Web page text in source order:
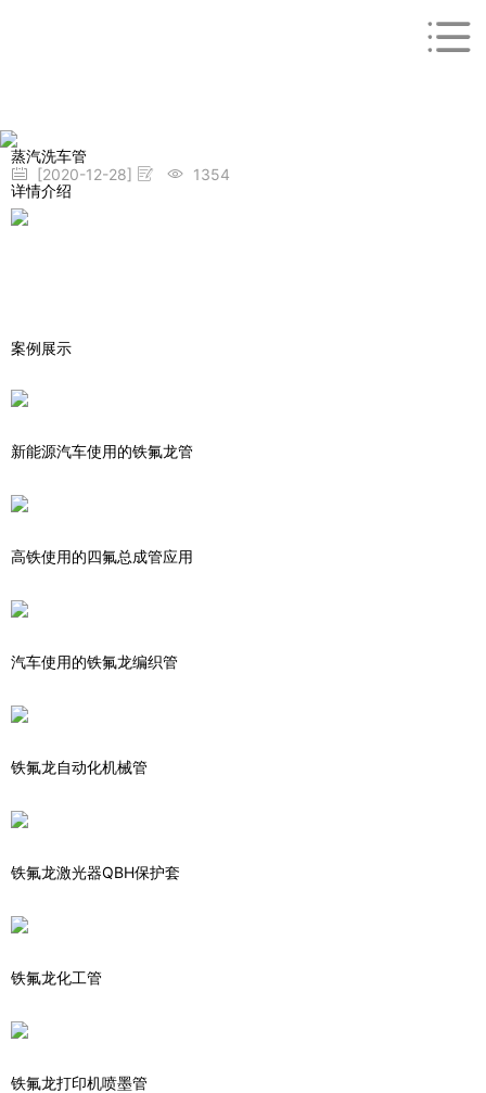
蒸汽洗车管
[2020-12-28]
1354
详情介绍
案例展示
新能源汽车使用的铁氟龙管
高铁使用的四氟总成管应用
汽车使用的铁氟龙编织管
铁氟龙自动化机械管
铁氟龙激光器QBH保护套
铁氟龙化工管
铁氟龙打印机喷墨管